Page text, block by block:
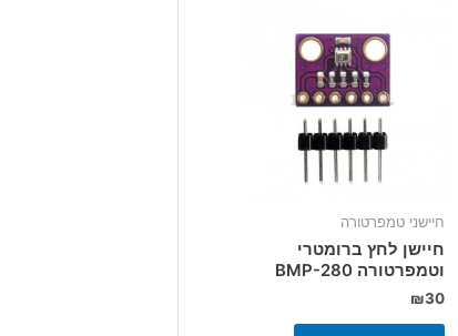
חיישני טמפרטורה
חיישן לחץ ברומטרי
וטמפרטורה BMP-280
₪30